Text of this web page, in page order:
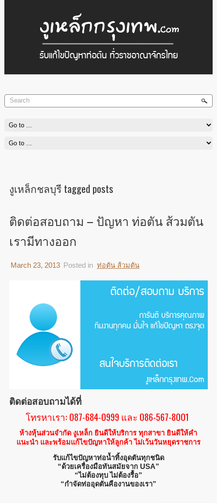
งูเหล็กกรุงเทพ.Com
ยินดีให้บริการ ลูกค้าทุกท่าน ในราคาเป็นกันเอง บริการ เรากล้ารับประกัน
งูเหล็กชลบุรี tagged posts
ติดต่อสอบถาม – ปัญหา ท่อตัน ส้วมตัน
เรามีทางออก
March 23, 2013 Posted in ท่อตัน ส้วมตัน
ติดต่อสอบถามได้ที่
โทรหาเรา: 087-684-0999 และ 086-567-8001
ห้างหุ้นส่วนจำกัด งูเหล็ก ยินดีให้บริการ ทุกสาขา ยินดีให้คำ
แนะนำ และพร้อมแก้ไขปัญหาให้ลูกค้า ไม่เว้นวันหยุดราชการ
รับแก้ไขปัญหาท่อน้ำทิ้งอุดตันทุกชนิด
“ด้วยเครื่องมือทันสมัยจาก USA”
“ไม่ต้องทุบ ไม่ต้องรื้อ”
“กำจัดท่ออุดตันคืองานของเรา”